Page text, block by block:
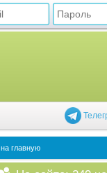
на главную